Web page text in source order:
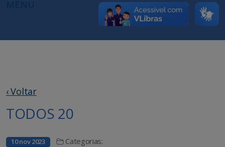
‹ Voltar
TODOS 20
10 nov 2023 Categorias: